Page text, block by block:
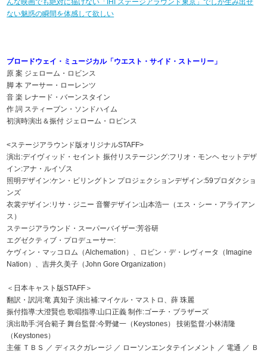
んな映画でも絶対に描けない「IHI ステージアラウンド東京」でしか生み出せ
ない魅惑の瞬間を体感して欲しい
ブロードウェイ・ミュージカル「ウエスト・サイド・ストーリー」
原 案 ジェローム・ロビンス
脚 本 アーサー・ローレンツ
音 楽 レナード・バーンスタイン
作 詞 スティーブン・ソンドハイム
初演時演出＆振付 ジェローム・ロビンス
<ステージアラウンド版オリジナルSTAFF>
演出:デイヴィッド・セイント 振付リステージング:フリオ・モンヘ セットデザ
イン:アナ・ルイゾス
照明デザイン:ケン・ビリングトン プロジェクションデザイン:59プロダクショ
ンズ
衣裳デザイン:リサ・ジニー 音響デザイン:山本浩一（エス・シー・アライアン
ス）
ステージアラウンド・スーパーバイザー:芳谷研
エグゼクティブ・プロデューサー:
ケヴィン・マッコロム（Alchemation）、ロビン・デ・レヴィータ（Imagine
Nation）、吉井久美子（John Gore Organization）
＜日本キャスト版STAFF＞
翻訳・訳詞:竜 真知子 演出補:マイケル・マストロ、薛 珠麗
振付指導:大澄賢也 歌唱指導:山口正義 制作:ゴーチ・ブラザーズ
演出助手:河合範子 舞台監督:今野健一（Keystones） 技術監督:小林清隆
（Keystones）
主催 ＴＢＳ ／ ディスクガレージ ／ ローソンエンタテインメント ／ 電通 ／ Ｂ